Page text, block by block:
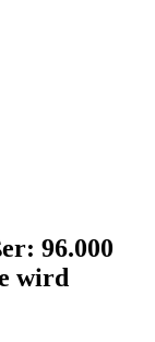
96.000
wird